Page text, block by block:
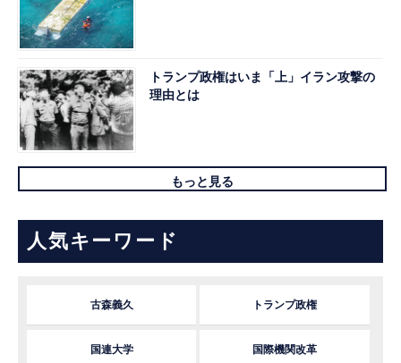
トランプ政権はいま「上」イラン攻撃の
理由とは
もっと見る
人気キーワード
古森義久 トランプ政権
国連大学 国際機関改革